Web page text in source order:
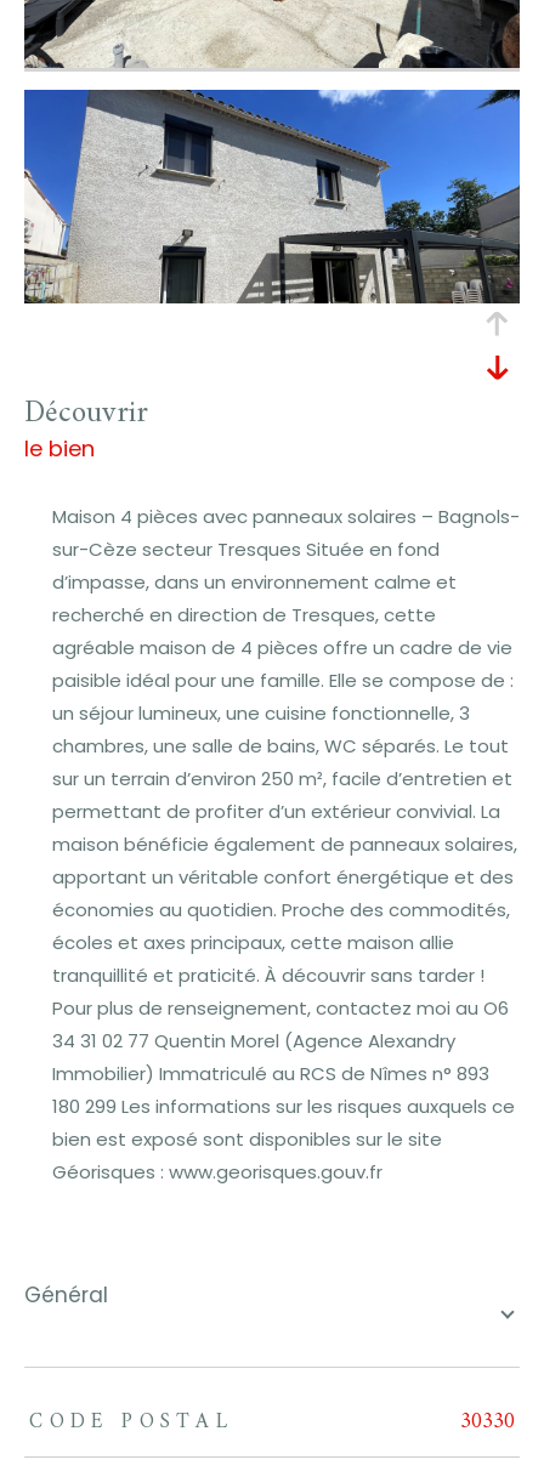
découvrir
le bien
Maison 4 pièces avec panneaux solaires – Bagnols-
sur-Cèze secteur Tresques Située en fond
d’impasse, dans un environnement calme et
recherché en direction de Tresques, cette
agréable maison de 4 pièces offre un cadre de vie
paisible idéal pour une famille. Elle se compose de :
un séjour lumineux, une cuisine fonctionnelle, 3
chambres, une salle de bains, WC séparés. Le tout
sur un terrain d’environ 250 m², facile d’entretien et
permettant de profiter d’un extérieur convivial. La
maison bénéficie également de panneaux solaires,
apportant un véritable confort énergétique et des
économies au quotidien. Proche des commodités,
écoles et axes principaux, cette maison allie
tranquillité et praticité. À découvrir sans tarder !
Pour plus de renseignement, contactez moi au O6
34 31 02 77 Quentin Morel (Agence Alexandry
Immobilier) Immatriculé au RCS de Nîmes n° 893
180 299 Les informations sur les risques auxquels ce
bien est exposé sont disponibles sur le site
Géorisques : www.georisques.gouv.fr
général
TRAD_ZEPHYR_Caracteristique TRAD_ZEPHYR_Valeurs
CODE POSTAL
30330